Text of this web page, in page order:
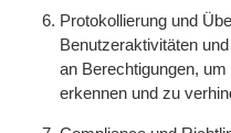
Protokollierung und
Benutzeraktivitäten
an Berechtigungen,
erkennen und zu